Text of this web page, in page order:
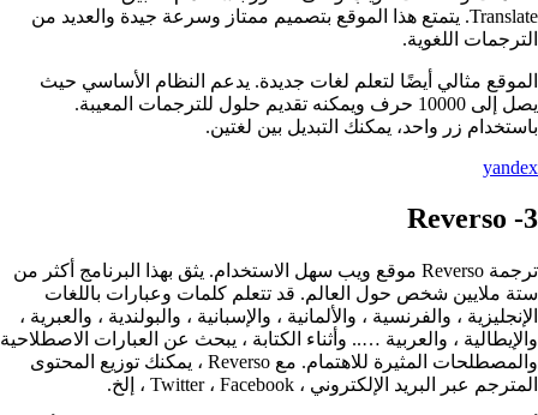
Translate. يتمتع هذا الموقع بتصميم ممتاز وسرعة جيدة والعديد من
الترجمات اللغوية.
الموقع مثالي أيضًا لتعلم لغات جديدة. يدعم النظام الأساسي حيث
يصل إلى 10000 حرف ويمكنه تقديم حلول للترجمات المعيبة.
باستخدام زر واحد، يمكنك التبديل بين لغتين.
yandex
ترجمة Reverso موقع ويب سهل الاستخدام. يثق بهذا البرنامج أكثر من
ستة ملايين شخص حول العالم. قد تتعلم كلمات وعبارات باللغات
الإنجليزية ، والفرنسية ، والألمانية ، والإسبانية ، والبولندية ، والعبرية ،
والإيطالية ، والعربية ….. وأثناء الكتابة ، يبحث عن العبارات الاصطلاحية
والمصطلحات المثيرة للاهتمام. مع Reverso ، يمكنك توزيع المحتوى
المترجم عبر البريد الإلكتروني ، Twitter ، Facebook ، إلخ.